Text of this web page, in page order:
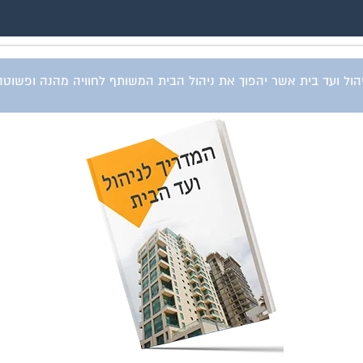
ועד בית אשר יהפוך את ניהול הבית המשותף לחוויה מהנה ופשוטה